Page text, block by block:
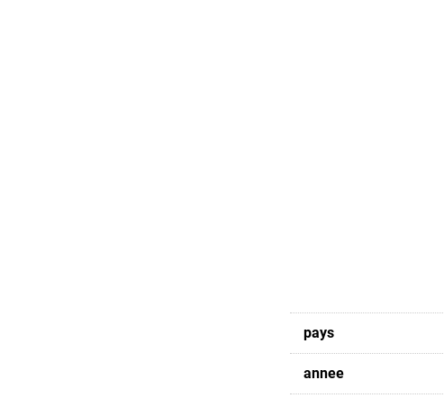
pays
annee